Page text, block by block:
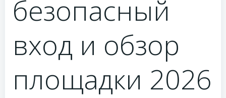
безопасный
вход и обзор
площадки 2026